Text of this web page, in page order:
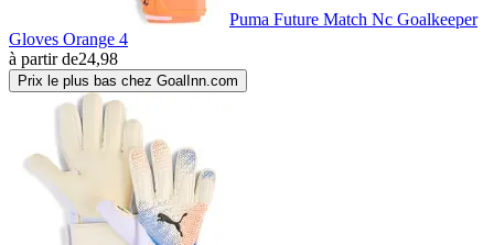
Puma Future Match Nc Goalkeeper
Gloves Orange 4
à partir de24,98
Prix le plus bas chez GoalInn.com